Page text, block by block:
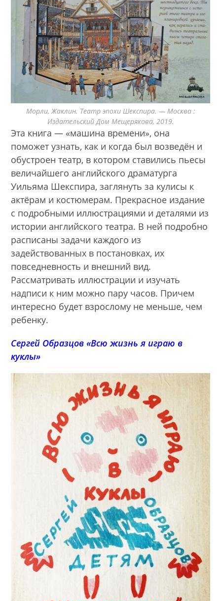
Морли, Жаклин. Театр эпохи Шекспира. — Москва :
Издательский Дом Мещерякова, 2019.
Эта книга — «машина времени», она
поможет узнать, как и когда был возведён и
обустроен театр, в котором ставились пьесы
величайшего английского драматурга
Уильяма Шекспира, заглянуть за кулисы к
актёрам и костюмерам. Прекрасное издание
с подробными иллюстрациями и деталями из
истории английского театра. В ней подробно
расписаны задачи каждого из
задействованных в постановках, их
повседневность и внешний вид.
Рассматривать иллюстрации и изучать
надписи к ним можно пару часов. Причем
интересно будет взрослому не меньше, чем
ребенку.
Сергей Образцов «Всю жизнь я играю в
куклы»